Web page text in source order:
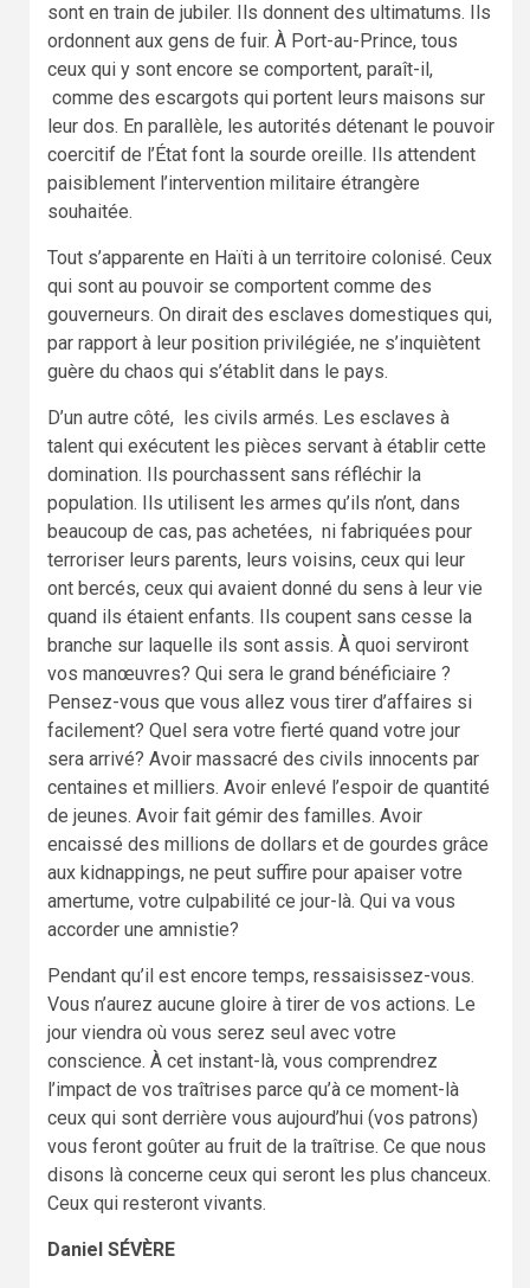
sont en train de jubiler. Ils donnent des ultimatums. Ils
ordonnent aux gens de fuir. À Port-au-Prince, tous
ceux qui y sont encore se comportent, paraît-il,
comme des escargots qui portent leurs maisons sur
leur dos. En parallèle, les autorités détenant le pouvoir
coercitif de l’État font la sourde oreille. Ils attendent
paisiblement l’intervention militaire étrangère
souhaitée.
Tout s’apparente en Haïti à un territoire colonisé. Ceux
qui sont au pouvoir se comportent comme des
gouverneurs. On dirait des esclaves domestiques qui,
par rapport à leur position privilégiée, ne s’inquiètent
guère du chaos qui s’établit dans le pays.
D’un autre côté, les civils armés. Les esclaves à
talent qui exécutent les pièces servant à établir cette
domination. Ils pourchassent sans réfléchir la
population. Ils utilisent les armes qu’ils n’ont, dans
beaucoup de cas, pas achetées, ni fabriquées pour
terroriser leurs parents, leurs voisins, ceux qui leur
ont bercés, ceux qui avaient donné du sens à leur vie
quand ils étaient enfants. Ils coupent sans cesse la
branche sur laquelle ils sont assis. À quoi serviront
vos manœuvres? Qui sera le grand bénéficiaire ?
Pensez-vous que vous allez vous tirer d’affaires si
facilement? Quel sera votre fierté quand votre jour
sera arrivé? Avoir massacré des civils innocents par
centaines et milliers. Avoir enlevé l’espoir de quantité
de jeunes. Avoir fait gémir des familles. Avoir
encaissé des millions de dollars et de gourdes grâce
aux kidnappings, ne peut suffire pour apaiser votre
amertume, votre culpabilité ce jour-là. Qui va vous
accorder une amnistie?
Pendant qu’il est encore temps, ressaisissez-vous.
Vous n’aurez aucune gloire à tirer de vos actions. Le
jour viendra où vous serez seul avec votre
conscience. À cet instant-là, vous comprendrez
l’impact de vos traîtrises parce qu’à ce moment-là
ceux qui sont derrière vous aujourd’hui (vos patrons)
vous feront goûter au fruit de la traîtrise. Ce que nous
disons là concerne ceux qui seront les plus chanceux.
Ceux qui resteront vivants.
Daniel SÉVÈRE